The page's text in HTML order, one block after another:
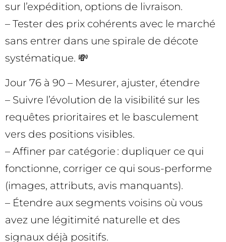
sur l’expédition, options de livraison.
– Tester des prix cohérents avec le marché
sans entrer dans une spirale de décote
systématique. 💸
Jour 76 à 90 – Mesurer, ajuster, étendre
– Suivre l’évolution de la visibilité sur les
requêtes prioritaires et le basculement
vers des positions visibles.
– Affiner par catégorie : dupliquer ce qui
fonctionne, corriger ce qui sous-performe
(images, attributs, avis manquants).
– Étendre aux segments voisins où vous
avez une légitimité naturelle et des
signaux déjà positifs.